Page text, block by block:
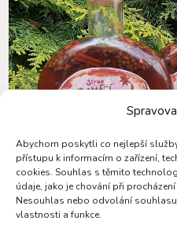
Abychom poskytli co nejlepší
přístupu k informacím o zařízení,
cookies. Souhlas s těmito
údaje, jako je chování při
Nesouhlas nebo odvolání
vlastnosti a funkce.